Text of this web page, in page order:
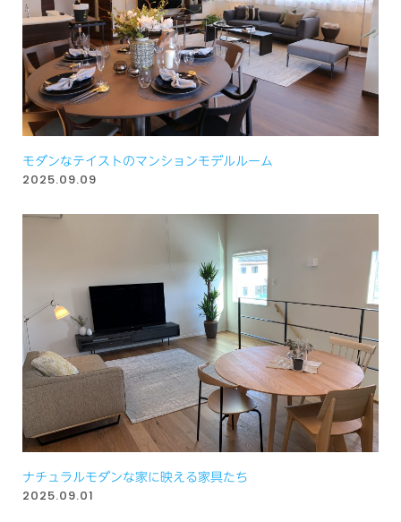
モダンなテイストのマンションモデルルーム
2025.09.09
ナチュラルモダンな家に映える家具たち
2025.09.01